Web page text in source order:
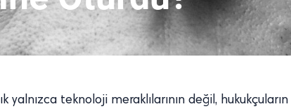
yalnızca teknoloji meraklılarının değil,